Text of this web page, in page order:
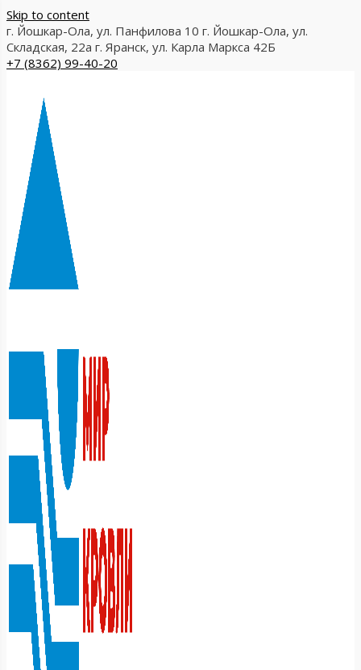
Skip to content
г. Йошкар-Ола, ул. Панфилова 10 г. Йошкар-Ола, ул.
Складская, 22а г. Яранск, ул. Карла Маркса 42Б
+7 (8362) 99-40-20